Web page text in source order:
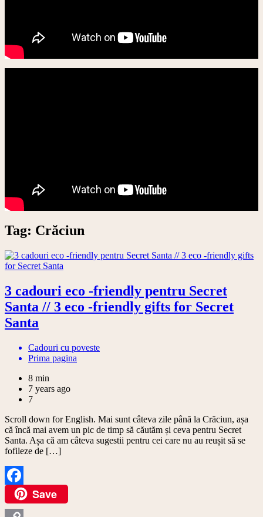
Tag: Crăciun
3 cadouri eco -friendly pentru Secret
Santa // 3 eco -friendly gifts for Secret
Santa
Cadouri cu poveste
Prima pagina
8 min
7 years ago
7
Scroll down for English. Mai sunt câteva zile până la Crăciun, așa
că încă mai avem un pic de timp să căutăm și ceva pentru Secret
Santa. Așa că am câteva sugestii pentru cei care nu au reușit să se
fofileze de […]
FacebookSave